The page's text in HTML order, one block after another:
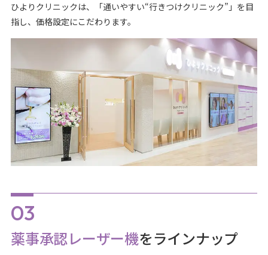
ひよりクリニックは、「通いやすい“行きつけクリニック”」を目
指し、価格設定にこだわります。
薬事承認レーザー機をラインナップ